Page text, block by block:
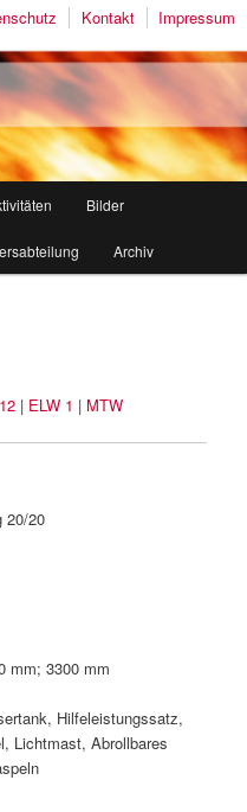
Impressum
Kontakt
Mutlangen
Bilder
Archiv
| ELW 1 | MTW
20/20
mm; 3300 mm
Hilfeleistungssatz,
Lichtmast, Abrollbares